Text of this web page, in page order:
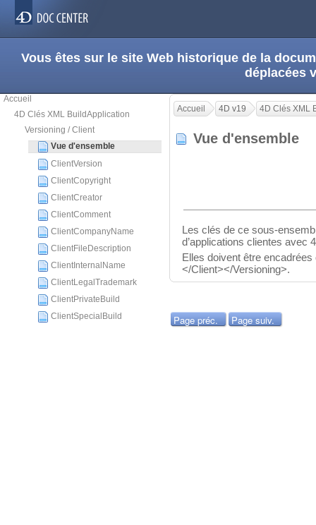
Vous êtes sur le site Web historique de la
déplacées
Accueil
4D Clés XML BuildApplication
Versioning / Client
Vue d'ensemble
ClientVersion
ClientCopyright
ClientCreator
ClientComment
ClientCompanyName
ClientFileDescription
ClientInternalName
ClientLegalTrademark
ClientPrivateBuild
ClientSpecialBuild
Accueil 4D v19 4D Clés XML
Vue d'ensemble
Les clés de ce sous-
d’applications clientes avec
Elles doivent être
</Client></Versioning>.
Page préc. Page suiv.